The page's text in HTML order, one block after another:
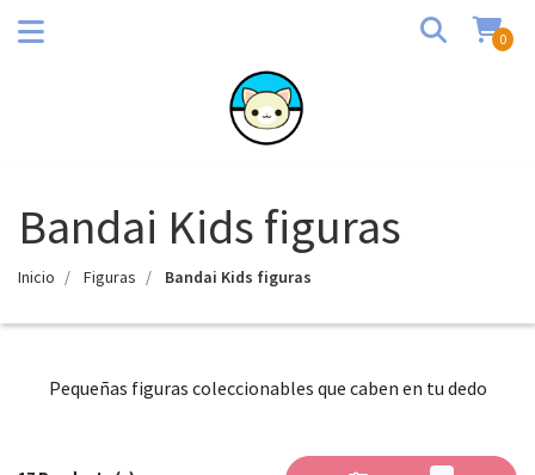
0
Bandai Kids figuras
Inicio Figuras Bandai Kids figuras
Pequeñas figuras coleccionables que caben en tu dedo